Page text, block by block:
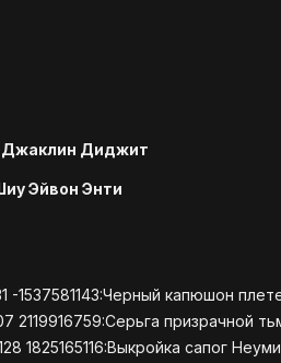
Джаклин Диджит
Эйвон Энти
-1537581143:Черный капюшон
2119916759:Серьга призрачной
1825165116:Выкройка сапог